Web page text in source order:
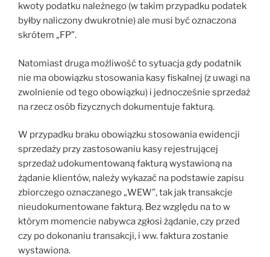
kwoty podatku należnego (w takim przypadku podatek
byłby naliczony dwukrotnie) ale musi być oznaczona
skrótem „FP”.
Natomiast druga możliwość to sytuacja gdy podatnik
nie ma obowiązku stosowania kasy fiskalnej (z uwagi na
zwolnienie od tego obowiązku) i jednocześnie sprzedaż
na rzecz osób fizycznych dokumentuje fakturą.
W przypadku braku obowiązku stosowania ewidencji
sprzedaży przy zastosowaniu kasy rejestrującej
sprzedaż udokumentowaną fakturą wystawioną na
żądanie klientów, należy wykazać na podstawie zapisu
zbiorczego oznaczanego „WEW”, tak jak transakcje
nieudokumentowane fakturą. Bez względu na to w
którym momencie nabywca zgłosi żądanie, czy przed
czy po dokonaniu transakcji, i ww. faktura zostanie
wystawiona.